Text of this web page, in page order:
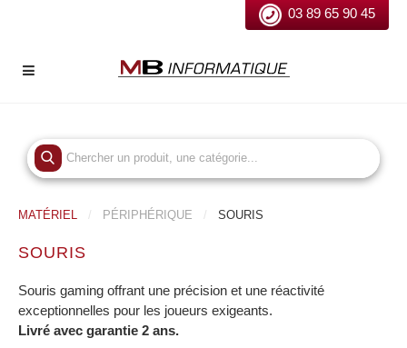
03 89 65 90 45
MATÉRIEL PÉRIPHÉRIQUE SOURIS
SOURIS
Souris gaming offrant une précision et une réactivité
exceptionnelles pour les joueurs exigeants.
Livré avec garantie 2 ans.